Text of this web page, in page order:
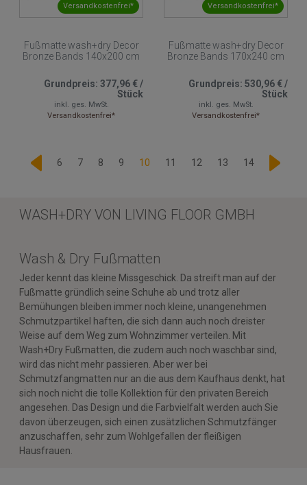
Versandkostenfrei*
Fußmatte wash+dry Decor
Bronze Bands 140x200 cm
Grundpreis: 377,96 €/
Stück
inkl. ges. MwSt.
Versandkostenfrei*
Versandkostenfrei*
Fußmatte wash+dry Decor
Bronze Bands 170x240 cm
Grundpreis: 530,96 €/
Stück
inkl. ges. MwSt.
Versandkostenfrei*
6 7 8 9 10 11 12 13 14
WASH+DRY VON LIVING FLOOR GMBH
Wash & Dry Fußmatten
Jeder kennt das kleine Missgeschick. Da streift man auf der
Fußmatte gründlich seine Schuhe ab und trotz aller
Bemühungen bleiben immer noch kleine, unangenehmen
Schmutzpartikel haften, die sich dann auch noch dreister
Weise auf dem Weg zum Wohnzimmer verteilen. Mit
Wash+Dry Fußmatten, die zudem auch noch waschbar sind,
wird das nicht mehr passieren. Aber wer bei
Schmutzfangmatten nur an die aus dem Kaufhaus denkt, hat
sich noch nicht die tolle Kollektion für den privaten Bereich
angesehen. Das Design und die Farbvielfalt werden auch Sie
davon überzeugen, sich einen zusätzlichen Schmutzfänger
anzuschaffen, sehr zum Wohlgefallen der fleißigen
Hausfrauen.